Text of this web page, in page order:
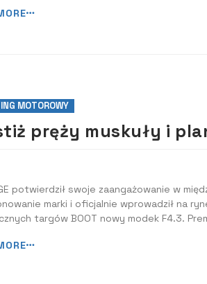
Długoterminowa strategia pewności siebie
MOTOROWY
pręży muskuły i
potwierdził swoje zaangażowanie w
marki i oficjalnie wprowadził na
targów BOOT nowy modek F4.3.